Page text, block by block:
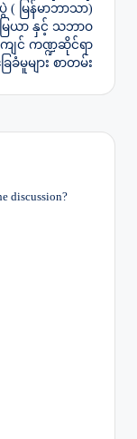
( မြန်မာဘာသာ)
ေယာ နှင့် သဘာဝ
ျင် ကဏ္ဍဆိုင်ရာ
ခံမူများ စာတမ်း
discussion?